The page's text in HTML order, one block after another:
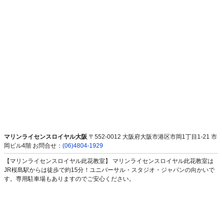
マリンライセンスロイヤル大阪 〒552-0012 大阪府大阪市港区市岡1丁目1-21 市
岡ビル4階 お問合せ： (06)4804-1929
【マリンライセンスロイヤル此花教室】 マリンライセンスロイヤル此花教室は
JR桜島駅からは徒歩で約15分！ユニバーサル・スタジオ・ジャパンの向かいで
す。専用駐車場もありますのでご安心ください。